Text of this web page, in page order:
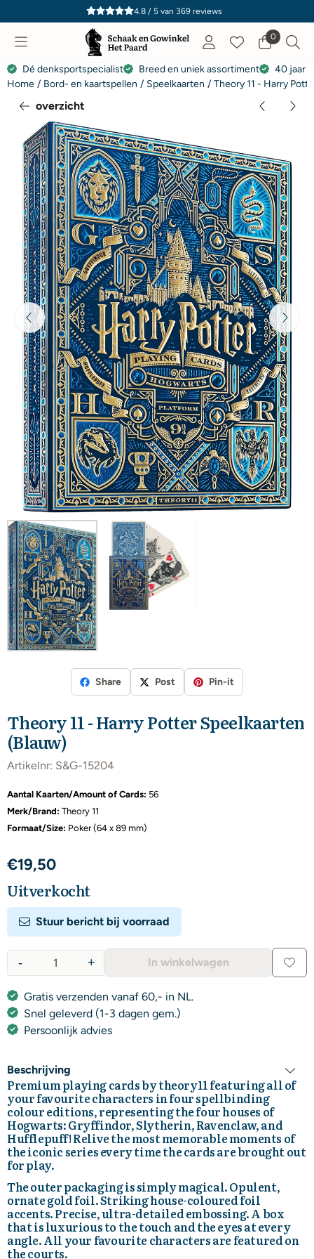
Cookievoorkeuren zijn momenteel gesloten.
4.8 / 5van 369reviews
0
Dé denksportspecialist Breed en uniek assortiment
40 jaar
Home / Bord- en kaartspellen / Speelkaarten / Theory 11 - Harry
overzicht
Share Post Pin-it
Theory 11 - Harry Potter Speelkaarten
(Blauw)
Artikelnr: S&G-15204
Aantal Kaarten/Amount of Cards: 56
Merk/Brand: Theory 11
Formaat/Size: Poker (64 x 89 mm)
€19,50
Uitverkocht
Stuur bericht bij voorraad
+
- In winkelwagen
Gratis verzenden vanaf 60,- in NL.
Snel geleverd (1-3 dagen gem.)
Persoonlijk advies
Beschrijving
Premium playing cards by theory11 featuring all of
your favourite characters in four spellbinding
colour editions, representing the four houses of
Hogwarts: Gryffindor, Slytherin, Ravenclaw, and
Hufflepuff! Relive the most memorable moments of
the iconic series every time the cards are brought out
for play.
The outer packaging is simply magical. Opulent,
ornate gold foil. Striking house-coloured foil
accents. Precise, ultra-detailed embossing. A box
that is luxurious to the touch and the eyes at every
angle. All your favourite characters are featured on
the courts.